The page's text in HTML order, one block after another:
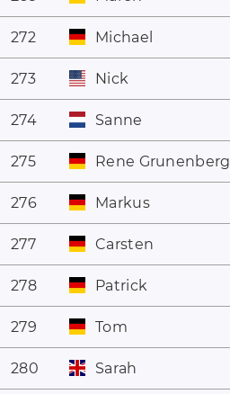
272 Michael
273 Nick
274 Sanne
275 Rene Grunenberg
276 Markus
277 Carsten
278 Patrick
279 Tom
280 Sarah